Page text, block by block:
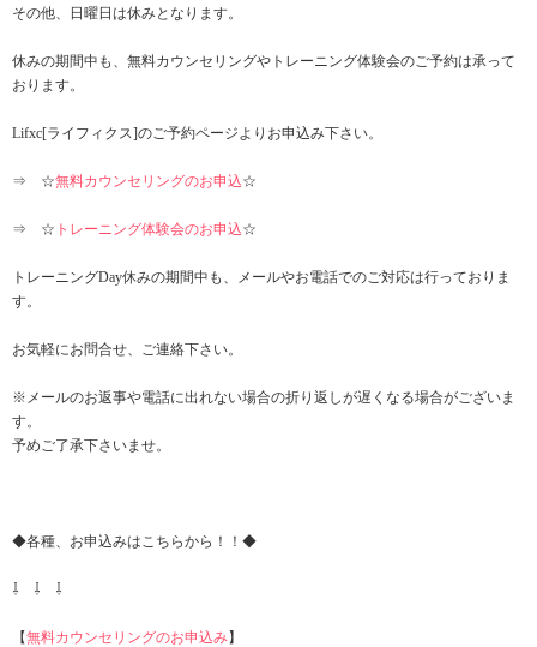
その他、日曜日は休みとなります。
休みの期間中も、無料カウンセリングやトレーニング体験会のご予約は承って
おります。
Lifxc[ライフィクス]のご予約ページよりお申込み下さい。
⇒ ☆無料カウンセリングのお申込☆
⇒ ☆ トレーニング体験会のお申込☆
トレーニングDay休みの期間中も、メールやお電話でのご対応は行っておりま
す。
お気軽にお問合せ、ご連絡下さい。
※メールのお返事や電話に出れない場合の折り返しが遅くなる場合がございま
す。
予めご了承下さいませ。
◆各種、お申込みはこちらから！！◆
⇩ ⇩ ⇩
【無料カウンセリングのお申込み】